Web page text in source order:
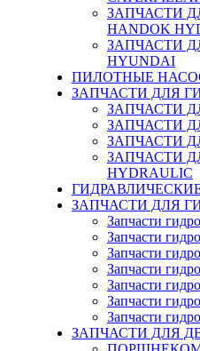
ЗАПЧАСТИ
HANDOK
ЗАПЧАСТИ
HYUNDAI
ПИЛОТНЫЕ
ЗАПЧАСТИ ДЛЯ
ЗАПЧАСТИ
ЗАПЧАСТИ
ЗАПЧАСТИ
ЗАПЧАСТИ
HYDRAULIC
ЗАПЧАСТИ ДЛЯ
Запчасти
Запчасти
Запчасти
Запчасти
Запчасти
Запчасти
Запчасти
ЗАПЧАСТИ ДЛЯ